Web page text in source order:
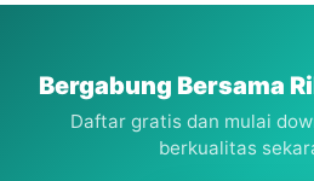
web
Bergabung Bersama
Daftar gratis dan mulai
berkualitas